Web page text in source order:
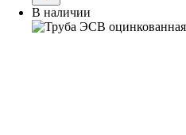
В наличии